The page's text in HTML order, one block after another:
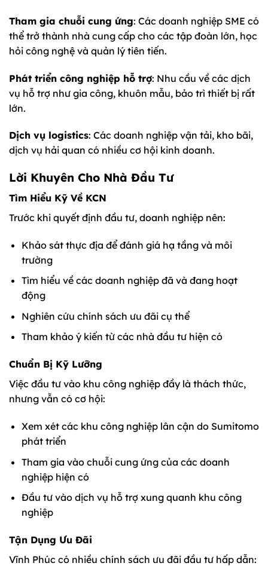
Tham gia chuỗi cung ứng: Các doanh nghiệp SME có
thể trở thành nhà cung cấp cho các tập đoàn lớn, học
hỏi công nghệ và quản lý tiên tiến.
Phát triển công nghiệp hỗ trợ: Nhu cầu về các dịch
vụ hỗ trợ như gia công, khuôn mẫu, bảo trì thiết bị rất
lớn.
Dịch vụ logistics: Các doanh nghiệp vận tải, kho bãi,
dịch vụ hải quan có nhiều cơ hội kinh doanh.
Lời Khuyên Cho Nhà Đầu Tư
Tìm Hiểu Kỹ Về KCN
Trước khi quyết định đầu tư, doanh nghiệp nên:
Khảo sát thực địa để đánh giá hạ tầng và môi
trường
Tìm hiểu về các doanh nghiệp đã và đang hoạt
động
Nghiên cứu chính sách ưu đãi cụ thể
Tham khảo ý kiến từ các nhà đầu tư hiện có
Chuẩn Bị Kỹ Lưỡng
Việc đầu tư vào khu công nghiệp đầy là thách thức,
nhưng vẫn có cơ hội:
Xem xét các khu công nghiệp lân cận do Sumitomo
phát triển
Tham gia vào chuỗi cung ứng của các doanh
nghiệp hiện có
Đầu tư vào dịch vụ hỗ trợ xung quanh khu công
nghiệp
Tận Dụng Ưu Đãi
Vĩnh Phúc có nhiều chính sách ưu đãi đầu tư hấp dẫn: